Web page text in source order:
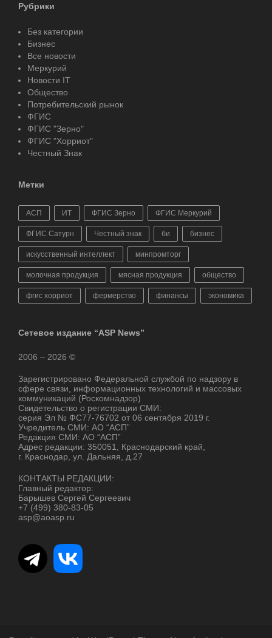
Рубрики
Без категории
Бизнес
Все новости
Меркурий
Новости IT
Общество
Потребительский рынок
ФГИС
ФГИС "Зерно"
ФГИС "Хорриот"
Честный Знак
Метки
АСП ИТ ФГИС Зерно ФГИС Меркурий
ФГИС Сатурн Честный знак би бизнес
искусственный интеллект минпромторг
молочная продукция мясная продукция общество
фгис хорриот фермерство финансы экономика
Сетевое издание “ASP News”
2006 – 2026 ©
Зарегистрировано Федеральной службой по надзору в
сфере связи, информационных технологий и массовых
коммуникаций (Роскомнадзор)
Свидетельство о регистрации СМИ:
серия Эл № ФС77-76702 от 06 сентября 2019 г.
Учредитель СМИ: АО “АСП”
Редакция СМИ: АО “АСП”
Адрес редакции: 350051, Краснодарский край,
г. Краснодар, ул. Дальняя, д.27
КОНТАКТЫ РЕДАКЦИИ:
Главный редактор:
Барышев Сергей Сергеевич
+7 (499) 380-83-05
asp@aoasp.ru